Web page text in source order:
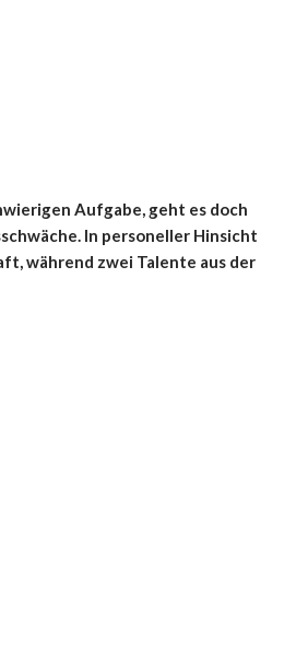
Aufgabe, geht es doch
In personeller Hinsicht
während zwei Talente aus der